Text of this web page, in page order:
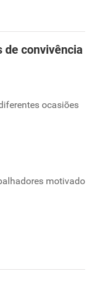
de convivência
ocasiões
motivado